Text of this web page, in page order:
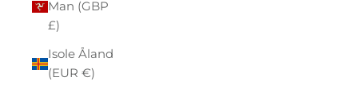
Man (GBP
£)
Isole Åland
(EUR €)